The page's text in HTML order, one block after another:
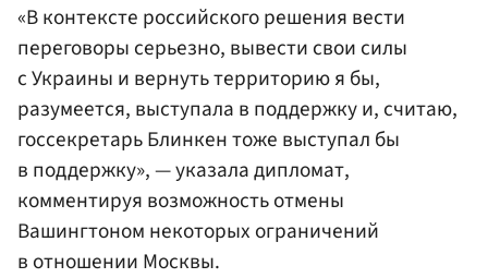
«В контексте российского решения вести
переговоры серьезно, вывести свои силы
с Украины и вернуть территорию я бы,
разумеется, выступала в поддержку и, считаю,
госсекретарь Блинкен тоже выступал бы
в поддержку», — указала дипломат,
комментируя возможность отмены
Вашингтоном некоторых ограничений
в отношении Москвы.